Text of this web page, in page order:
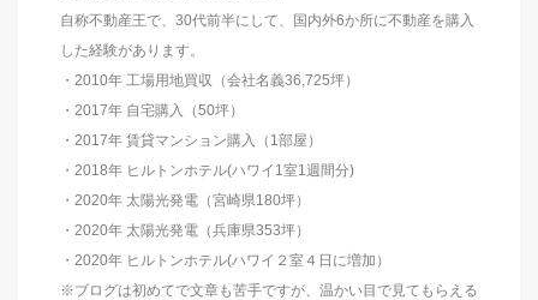
自称不動産王で、30代前半にして、国内外6か所に不動産を購入
した経験があります。
・2010年 工場用地買収（会社名義36,725坪）
・2017年 自宅購入（50坪）
・2017年 賃貸マンション購入（1部屋）
・2018年 ヒルトンホテル(ハワイ1室1週間分)
・2020年 太陽光発電（宮崎県180坪）
・2020年 太陽光発電（兵庫県353坪）
・2020年 ヒルトンホテル(ハワイ２室４日に増加）
※ブログは初めてで文章も苦手ですが、温かい目で見てもらえる